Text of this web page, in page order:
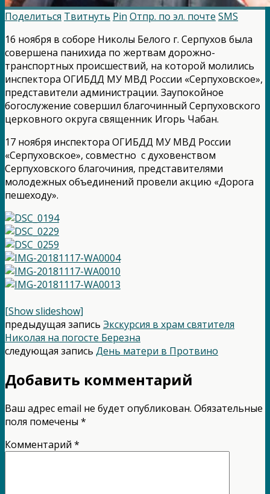
Поделиться Твитнуть Pin Отпр. по эл. почте SMS
16 ноября в соборе Николы Белого г. Серпухов была
совершена панихида по жертвам дорожно-
транспортных происшествий, на которой молились
инспектора ОГИБДД МУ МВД России «Серпуховское»,
представители администрации. Заупокойное
богослужение совершил благочинный Серпуховского
церковного округа священник Игорь Чабан.
17 ноября инспектора ОГИБДД МУ МВД России
«Серпуховское», совместно с духовенством
Серпуховского благочиния, представителями
молодежных объединений провели акцию «Дорога
пешеходу».
[Show slideshow]
предыдущая запись Экскурсия в храм святителя
Николая на погосте Березна
следующая запись День матери в Протвино
Добавить комментарий
Ваш адрес email не будет опубликован. Обязательные
поля помечены *
Комментарий *